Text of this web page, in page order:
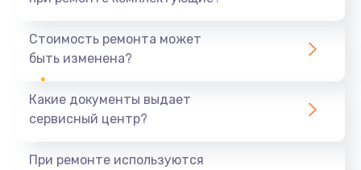
1950 руб.
Замена дренажа
Стоимость ремонта может
быть изменена?
Какие документы выдает
сервисный центр?
При ремонте используются